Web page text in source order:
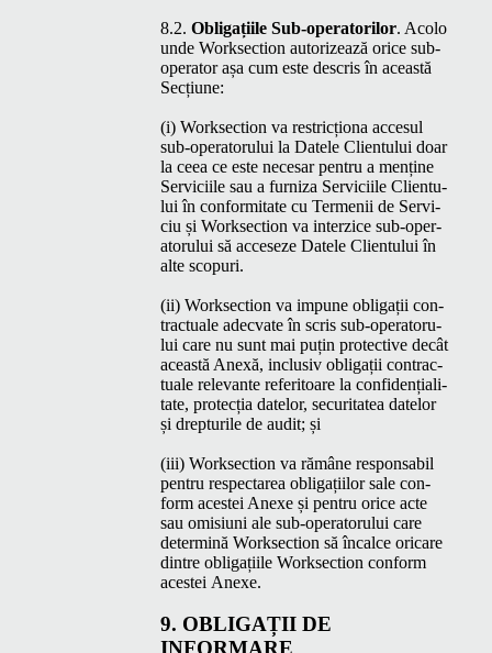
8.2. Oblig­ați­ile Sub-oper­a­to­rilor. Aco­lo
unde Work­sec­tion autor­izează orice sub-
oper­a­tor așa cum este descris în această
Secțiune:
(i) Work­sec­tion va restricționa acce­sul
sub-oper­a­toru­lui la Datele Clien­tu­lui doar
la ceea ce este nece­sar pen­tru a menține
Ser­vici­ile sau a furniza Ser­vici­ile Clien­tu­
lui în con­for­mi­tate cu Ter­menii de Ser­vi­
ciu și Work­sec­tion va interz­ice sub-oper­
a­toru­lui să acce­seze Datele Clien­tu­lui în
alte scopuri.
(ii) Work­sec­tion va impune oblig­ații con­
trac­tuale adec­vate în scris sub-oper­a­toru­
lui care nu sunt mai puțin pro­tec­tive decât
această Anexă, inclu­siv oblig­ații con­trac­
tuale rel­e­vante refer­i­toare la con­fi­dențial­i­
tate, pro­tecția datelor, secu­ri­tatea datelor
și drep­turile de audit; și
(iii) Work­sec­tion va rămâne respon­s­abil
pen­tru respectarea oblig­ați­ilor sale con­
form aces­tei Anexe și pen­tru orice acte
sau omi­si­u­ni ale sub-oper­a­toru­lui care
deter­mină Work­sec­tion să încalce ori­care
din­tre oblig­ați­ile Work­sec­tion con­form
aces­tei Anexe.
9. OBLIG­AȚII DE
INFORMARE